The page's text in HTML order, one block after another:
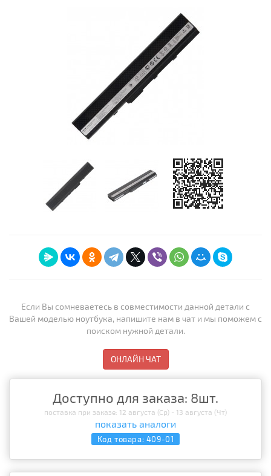
Если Вы сомневаетесь в совместимости данной детали с
Вашей моделью ноутбука, напишите нам в чат и мы поможем с
поиском нужной детали.
ОНЛАЙН ЧАТ
Доступно для заказа: 8шт.
поставка при заказе: 12 августа (Ср) - 13 августа (Чт)
показать аналоги
Код товара: 409-01